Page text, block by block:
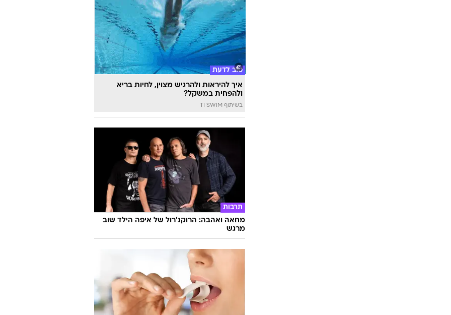
טוב לדעת
איך להיראות ולהרגיש מצוין, לחיות בריא
ולהפחית במשקל?
בשיתוף TI SWIM
תרבות
מחאה ואהבה: הרוקנ'רול של איפה הילד שוב
מרגש